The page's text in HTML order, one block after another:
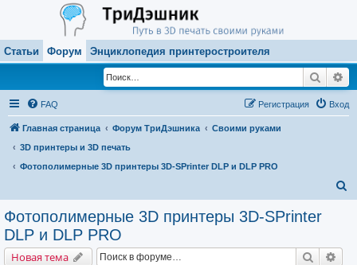
Статьи Форум Энциклопедия принтеростроителя
Поиск
FAQ Вход
Регистрация
Главная страница Форум ТриДэшника
Своими руками
3D принтеры и 3D печать
Фотополимерные 3D принтеры 3D-SPrinter DLP и DLP PRO
Фотополимерные 3D принтеры 3D-SPrinter
DLP и DLP PRO
Новая тема Поиск